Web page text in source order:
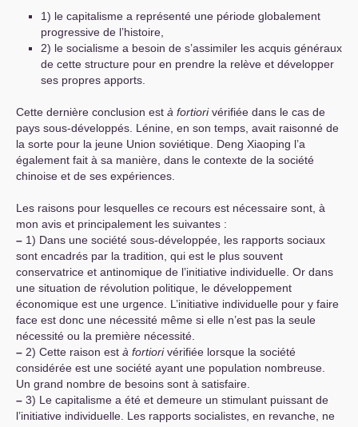
1) le capitalisme a représenté une période globalement
progressive de l’histoire,
2) le socialisme a besoin de s’assimiler les acquis généraux
de cette structure pour en prendre la relève et développer
ses propres apports.
Cette dernière conclusion est à fortiorivérifiée dans le cas de
pays sous-développés. Lénine, en son temps, avait raisonné de
la sorte pour la jeune Union soviétique. Deng Xiaoping l’a
également fait à sa manière, dans le contexte de la société
chinoise et de ses expériences.
Les raisons pour lesquelles ce recours est nécessaire sont, à
mon avis et principalement les suivantes :
– 1) Dans une société sous-développée, les rapports sociaux
sont encadrés par la tradition, qui est le plus souvent
conservatrice et antinomique de l’initiative individuelle. Or dans
une situation de révolution politique, le développement
économique est une urgence. L’initiative individuelle pour y faire
face est donc une nécessité même si elle n’est pas la seule
nécessité ou la première nécessité.
– 2) Cette raison est à fortiorivérifiée lorsque la société
considérée est une société ayant une population nombreuse.
Un grand nombre de besoins sont à satisfaire.
– 3) Le capitalisme a été et demeure un stimulant puissant de
l’initiative individuelle. Les rapports socialistes, en revanche, ne